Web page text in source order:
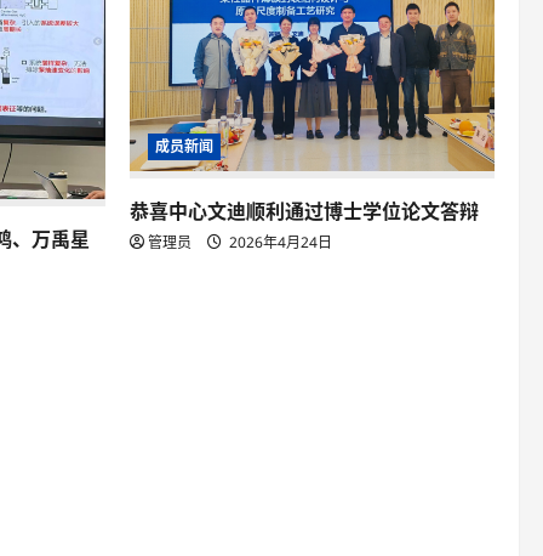
、万禹星
成员新闻
恭喜中心文迪顺利通过博士学位论文答辩
管理员 2026年4月24日